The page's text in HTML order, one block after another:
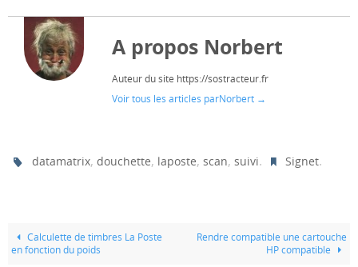
A propos Norbert
Auteur du site https://sostracteur.fr
Voir tous les articles parNorbert →
datamatrix,douchette, laposte,scan,suivi. Signet.
Calculette de timbres La Poste
en fonction du poids
Rendre compatible une cartouche
HP compatible